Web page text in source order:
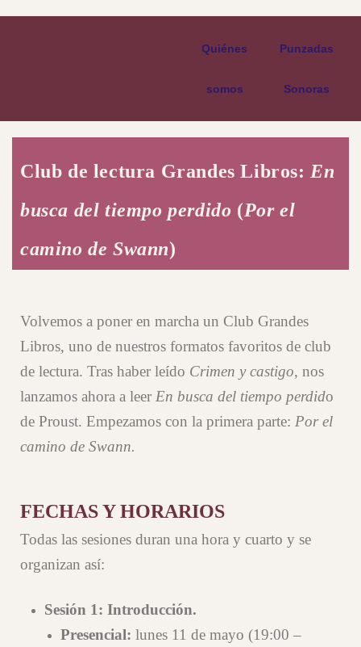
Quiénes
somos
Punzadas
Sonoras
Club de lectura Grandes Libros: En
busca del tiempo perdido (Por el
camino de Swann)
Volvemos a poner en marcha un Club Grandes
Libros, uno de nuestros formatos favoritos de club
de lectura. Tras haber leído Crimen y castigo, nos
lanzamos ahora a leer En busca del tiempo perdido
de Proust. Empezamos con la primera parte: Por el
camino de Swann.
FECHAS Y HORARIOS
Todas las sesiones duran una hora y cuarto y se
organizan así:
Sesión 1: Introducción.
Presencial: lunes 11 de mayo (19:00 –